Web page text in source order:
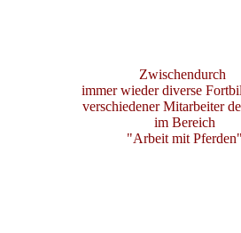
Zwischendurch
immer wieder diverse
verschiedener Mitarbeiter
im Bereich
"Arbeit mit